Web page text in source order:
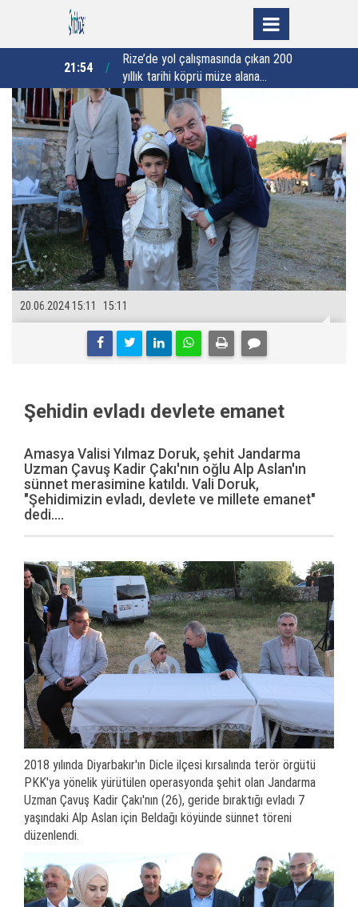
21:00
Giresun Valiliği'nden fındık
sezonunda "Boğulma" uyarısı!
15:11
20.06.2024 15:11
Şehidin evladı devlete emanet
Amasya Valisi Yılmaz Doruk, şehit Jandarma
Uzman Çavuş Kadir Çakı'nın oğlu Alp Aslan'ın
sünnet merasimine katıldı. Vali Doruk,
"Şehidimizin evladı, devlete ve millete emanet"
dedi....
2018 yılında Diyarbakır'ın Dicle ilçesi kırsalında terör örgütü
PKK'ya yönelik yürütülen operasyonda şehit olan Jandarma
Uzman Çavuş Kadir Çakı'nın (26), geride bıraktığı evladı 7
yaşındaki Alp Aslan için Beldağı köyünde sünnet töreni
düzenlendi.